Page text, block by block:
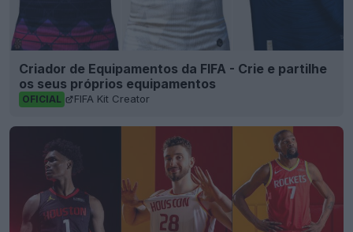
Criador de Equipamentos da FIFA - Crie e partilhe
os seus próprios equipamentos
OFICIAL FIFA Kit Creator